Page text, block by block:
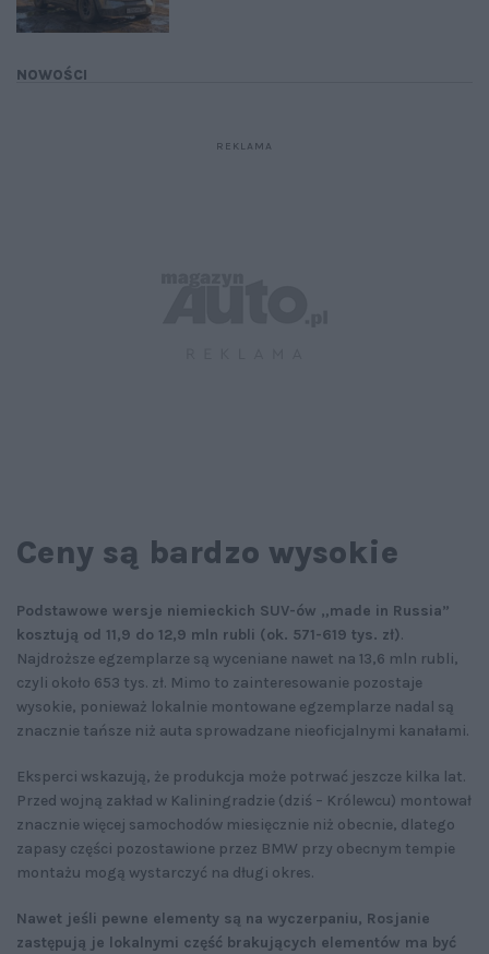
NOWOŚCI
Ceny są bardzo wysokie
Podstawowe wersje niemieckich SUV-ów „made in Russia”
kosztują od 11,9 do 12,9 mln rubli (ok. 571-619 tys. zł).
Najdroższe egzemplarze są wyceniane nawet na 13,6 mln rubli,
czyli około 653 tys. zł. Mimo to zainteresowanie pozostaje
wysokie, ponieważ lokalnie montowane egzemplarze nadal są
znacznie tańsze niż auta sprowadzane nieoficjalnymi kanałami.
Eksperci wskazują, że produkcja może potrwać jeszcze kilka lat.
Przed wojną zakład w Kaliningradzie (dziś – Królewcu) montował
znacznie więcej samochodów miesięcznie niż obecnie, dlatego
zapasy części pozostawione przez BMW przy obecnym tempie
montażu mogą wystarczyć na długi okres.
Nawet jeśli pewne elementy są na wyczerpaniu, Rosjanie
zastępują je lokalnymi część brakujących elementów ma być